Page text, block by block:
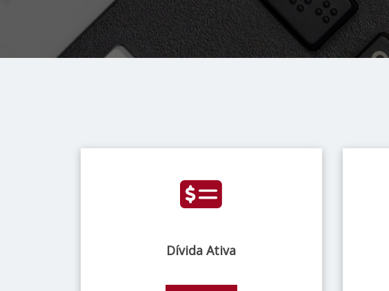
Dívida Ativa